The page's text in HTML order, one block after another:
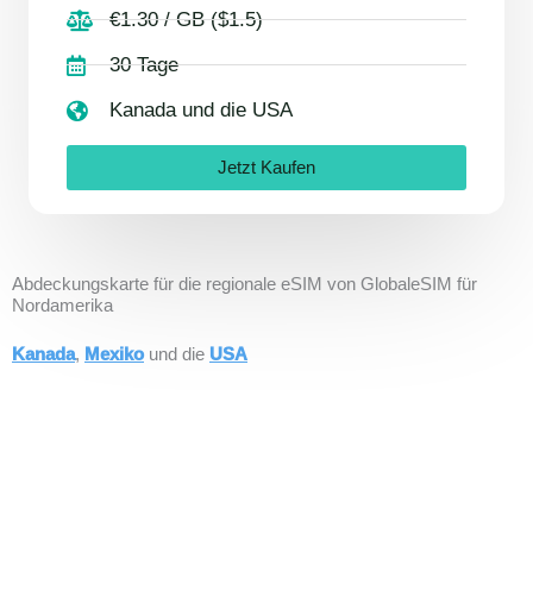
€1.30 / GB ($1.5)
30 Tage
Kanada und die USA
Jetzt Kaufen
Abdeckungskarte für die regionale eSIM von GlobaleSIM für
Nordamerika
Kanada, Mexikound die USA